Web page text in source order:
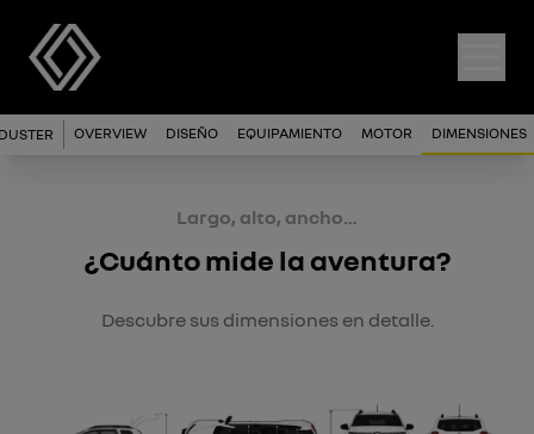
OVERVIEW DISEÑO EQUIPAMIENTO MOTOR DIMENSIONES
Largo, alto, ancho…
¿Cuánto mide la aventura?
Descubre sus dimensiones en detalle.